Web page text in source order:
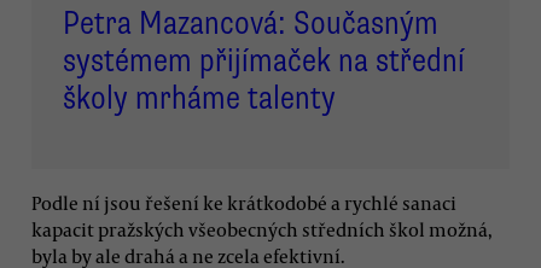
Petra Mazancová: Současným
systémem přijímaček na střední
školy mrháme talenty
Podle ní jsou řešení ke krátkodobé a rychlé sanaci
kapacit pražských všeobecných středních škol možná,
byla by ale drahá a ne zcela efektivní.